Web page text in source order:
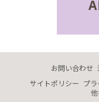
お問い合わせ
サイトポリシー プ